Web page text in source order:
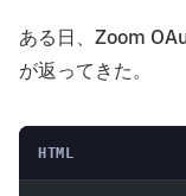
ある日、Zoom
が返ってきた。
HTML